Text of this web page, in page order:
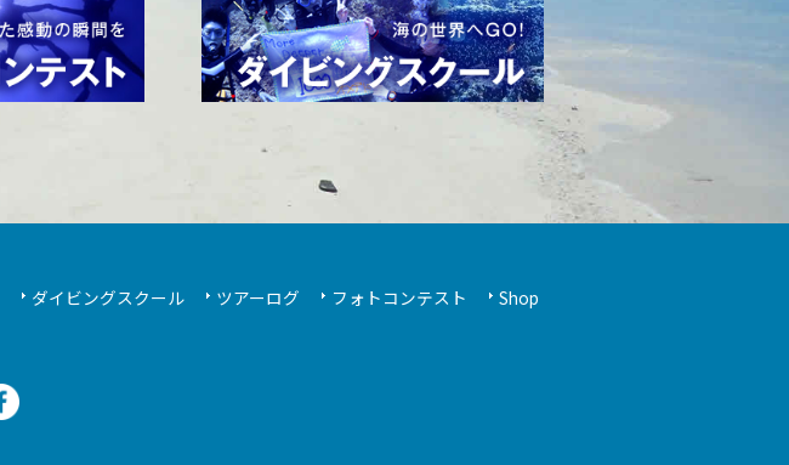
ダイビングスクール ツアーログ フォトコンテスト
Shop